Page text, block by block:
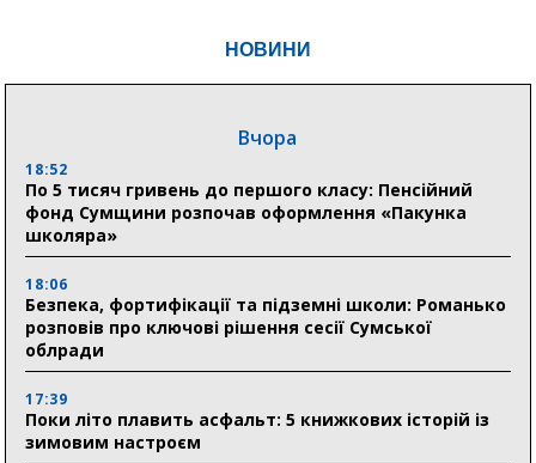
НОВИНИ
Вчора
18:52
По 5 тисяч гривень до першого класу: Пенсійний
фонд Сумщини розпочав оформлення «Пакунка
школяра»
18:06
Безпека, фортифікації та підземні школи: Романько
розповів про ключові рішення сесії Сумської
облради
17:39
Поки літо плавить асфальт: 5 книжкових історій із
зимовим настроєм